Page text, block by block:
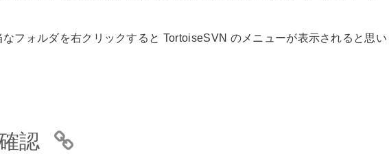
フォルダを右クリックすると TortoiseSVN のメニューが表示されると思い
認